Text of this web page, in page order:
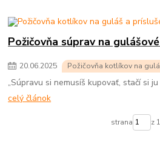
Požičovňa súprav na
20.06.2025 Požičovňa kotlíkov na
„Súpravu si nemusíš kupovať, stačí si ju
celý článok
strana z 1